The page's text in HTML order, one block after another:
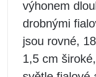
výhonem
drobnými
jsou rovné,
1,5 cm